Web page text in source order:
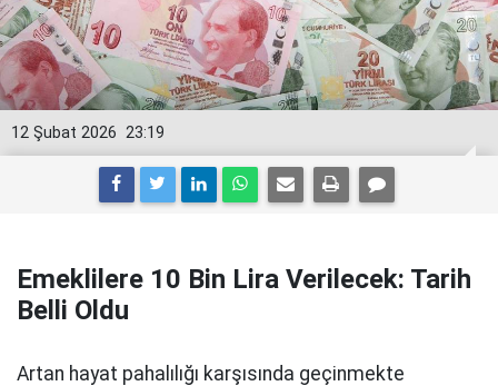
23:19
12 Şubat 2026
Emeklilere 10 Bin Lira Verilecek: Tarih
Belli Oldu
Artan hayat pahalılığı karşısında geçinmekte